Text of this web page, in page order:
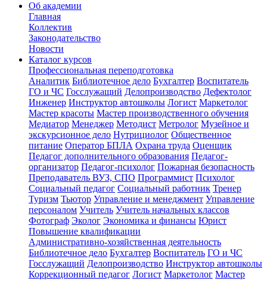
Об академии
Главная
Коллектив
Законодательство
Новости
Каталог курсов
Профессиональная переподготовка
Аналитик Библиотечное дело Бухгалтер Воспитатель
ГО и ЧС Госслужащий Делопроизводство Дефектолог
Инженер Инструктор автошколы Логист Маркетолог
Мастер красоты Мастер производственного обучения
Медиатор Менеджер Методист Метролог Музейное и
экскурсионное дело Нутрициолог Общественное
питание Оператор БПЛА Охрана труда Оценщик
Педагог дополнительного образования Педагог-
организатор Педагог-психолог Пожарная безопасность
Преподаватель ВУЗ, СПО Программист Психолог
Социальный педагог Социальный работник Тренер
Туризм Тьютор Управление и менеджмент Управление
персоналом Учитель Учитель начальных классов
Фотограф Эколог Экономика и финансы Юрист
Повышение квалификации
Административно-хозяйственная деятельность
Библиотечное дело Бухгалтер Воспитатель ГО и ЧС
Госслужащий Делопроизводство Инструктор автошколы
Коррекционный педагог Логист Маркетолог Мастер